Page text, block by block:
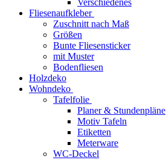
Verschiedenes
Fliesenaufkleber
Zuschnitt nach Maß
Größen
Bunte Fliesensticker
mit Muster
Bodenfliesen
Holzdeko
Wohndeko
Tafelfolie
Planer & Stundenpläne
Motiv Tafeln
Etiketten
Meterware
WC-Deckel